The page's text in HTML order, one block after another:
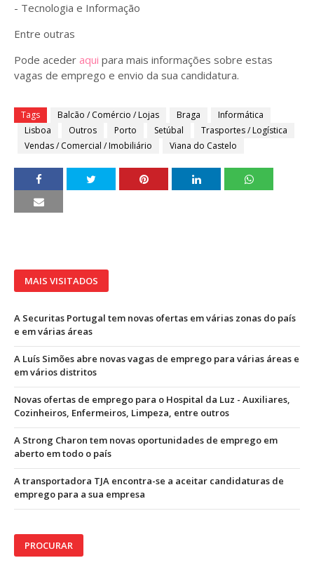
- Tecnologia e Informação
Entre outras
Pode aceder aqui para mais informações sobre estas
vagas de emprego e envio da sua candidatura.
Tags Balcão / Comércio / Lojas Braga
Informática
Lisboa
Outros Porto Setúbal
Trasportes / Logística
Vendas / Comercial / Imobiliário
Viana do Castelo
MAIS VISITADOS
A Securitas Portugal tem novas ofertas em várias zonas do país
e em várias áreas
A Luís Simões abre novas vagas de emprego para várias áreas e
em vários distritos
Novas ofertas de emprego para o Hospital da Luz - Auxiliares,
Cozinheiros, Enfermeiros, Limpeza, entre outros
A Strong Charon tem novas oportunidades de emprego em
aberto em todo o país
A transportadora TJA encontra-se a aceitar candidaturas de
emprego para a sua empresa
PROCURAR